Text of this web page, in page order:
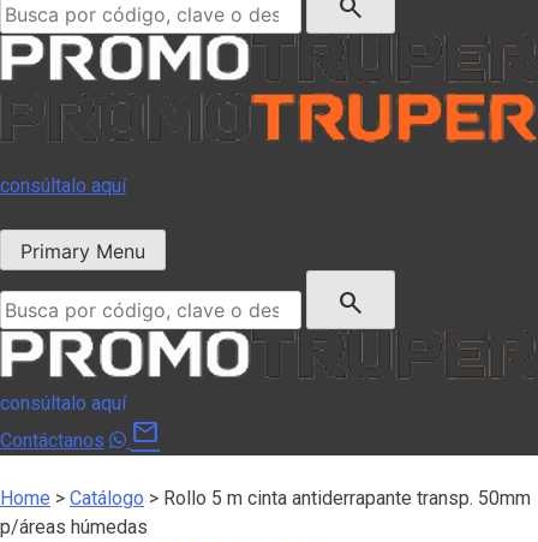
consúltalo aquí
Primary Menu
search
consúltalo aquí
Contáctanos
mail
Home > Catálogo > Rollo 5 m cinta antiderrapante transp. 50mm
p/áreas húmedas